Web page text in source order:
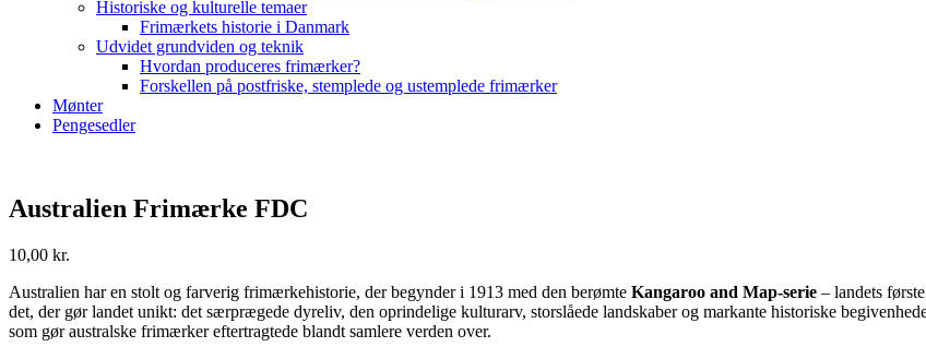
Historiske og kulturelle temaer
Frimærkets historie i Danmark
Udvidet grundviden og teknik
Hvordan produceres frimærker?
Forskellen på postfriske, stemplede og ustemplede frimærker
Mønter
Pengesedler
Australien Frimærke FDC
10,00 kr.
Australien har en stolt og farverig frimærkehistorie, der begynder i 1913 med den berømte Kangaroo and Map-serie – landets
det, der gør landet unikt: det særprægede dyreliv, den oprindelige kulturarv, storslåede landskaber og markante historiske
som gør australske frimærker eftertragtede blandt samlere verden over.